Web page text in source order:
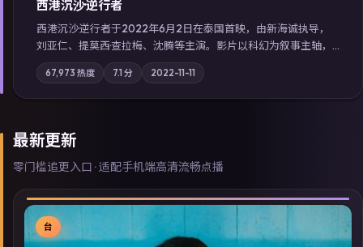
西港沉沙·逆行者
西港沉沙·逆行者于2022年6月2日在泰国首映，由新海诚执导，
刘亚仁、提莫西·查拉梅、沈腾等主演。影片以科幻为叙事主轴，
失踪人口档案牵出跨国灰色产业链；摄影与配乐强化地域气质；
站内亦可通过「国产免费观看高清电视剧在线看」延展检索同类
型高分佳作，畅享高清在线追剧体验。
67,973 热度 7.1分 2022-11-11
最新更新
零门槛追更入口 · 适配手机端高清流畅点播
台